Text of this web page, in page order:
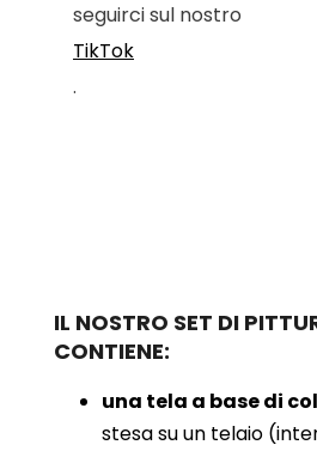
seguirci sul nostro
TikTok
.
IL NOSTRO SET DI
CONTIENE:
una tela a base di
stesa su un telaio